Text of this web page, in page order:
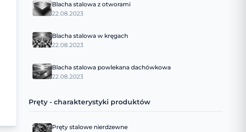
Blacha stalowa z otworami
22.08.2023
Blacha stalowa w kręgach
22.08.2023
Blacha stalowa powlekana dachówkowa
22.08.2023
Pręty - charakterystyki produktów
Pręty stalowe nierdzewne